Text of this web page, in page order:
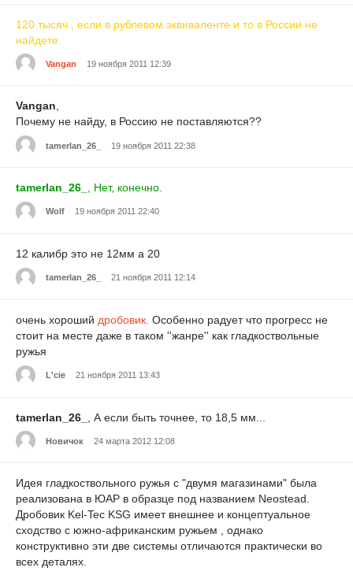
120 тысяч , если в рублевом эквиваленте и то в России не
найдете.
Vangan 19 ноября 2011 12:39
Vangan,
Почему не найду, в Россию не поставляются??
tamerlan_26_ 19 ноября 2011 22:38
tamerlan_26_ , Нет, конечно.
Wolf 19 ноября 2011 22:40
12 калибр это не 12мм а 20
tamerlan_26_ 21 ноября 2011 12:14
очень хороший дробовик. Особенно радует что прогресс не
стоит на месте даже в таком ''жанре'' как гладкоствольные
ружья
L'cie 21 ноября 2011 13:43
tamerlan_26_ , А если быть точнее, то 18,5 мм...
Новичок 24 марта 2012 12:08
Идея гладкоствольного ружья с "двумя магазинами" была
реализована в ЮАР в образце под названием Neostead.
Дробовик Kel-Tec KSG имеет внешнее и концептуальное
сходство с южно-африканским ружьем , однако
конструктивно эти две системы отличаются практически во
всех деталях.